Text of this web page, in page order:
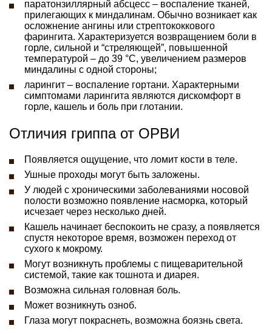
паратонзиллярный абсцесс – воспаление тканей,
прилегающих к миндалинам. Обычно возникает как
осложнение ангины или стрептококкового
фарингита. Характеризуется возвращением боли в
горле, сильной и “стреляющей”, повышенной
температурой – до 39 °C, увеличением размеров
миндалины с одной стороны;
ларингит – воспаление гортани. Характерными
симптомами ларингита являются дискомфорт в
горле, кашель и боль при глотании.
Отличия гриппа от ОРВИ
Появляется ощущение, что ломит кости в теле.
Ушные проходы могут быть заложены.
У людей с хроническими заболеваниями носовой
полости возможно появление насморка, который
исчезает через несколько дней.
Кашель начинает беспокоить не сразу, а появляется
спустя некоторое время, возможен переход от
сухого к мокрому.
Могут возникнуть проблемы с пищеварительной
системой, такие как тошнота и диарея.
Возможна сильная головная боль.
Может возникнуть озноб.
Глаза могут покраснеть, возможна боязнь света.